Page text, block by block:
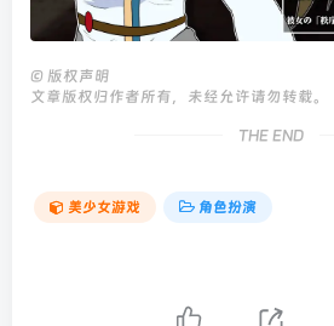
© 版权声明
文章版权归作者所有，未经允许请勿转载。
THE END
美少女游戏 角色扮演